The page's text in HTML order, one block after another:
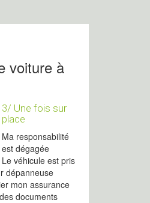
voiture à
3/ Une fois sur
place
Ma responsabilité
est dégagée
Le véhicule est pris
dépanneuse
mon assurance
documents